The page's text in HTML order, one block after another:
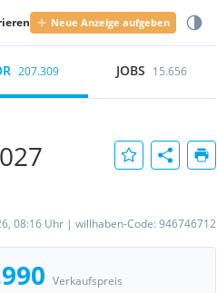
Neue Anzeige aufgeben
207.309 JOBS 15.656
08:16 Uhr | willhaben-Code: 946746712
Verkaufspreis